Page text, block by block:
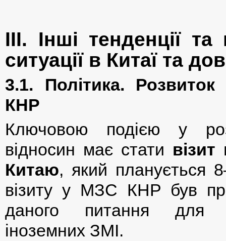
ІІІ. Інші тенденції
ситуації в Китаї та
3.1. Політика. Розвиток
КНР
Ключовою подією у
відносин має стати
Китаю, який планується
візиту у МЗС КНР був
даного питання для
іноземних ЗМІ.